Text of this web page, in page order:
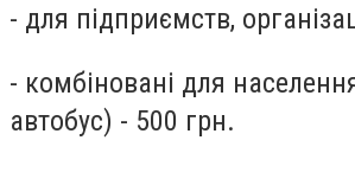
- для підприємств,
- комбіновані для
автобус) - 500 грн.